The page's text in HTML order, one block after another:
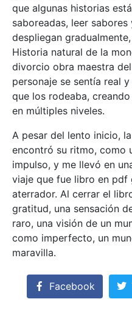
que algunas historias
saboreadas, leer
despliegan
Historia natural de la
divorcio obra maestra
personaje se sentía real
que los rodeaba,
en múltiples niveles.
A pesar del lento inicio,
encontró su ritmo, como
impulso, y me llevó en
viaje que fue libro en pdf
aterrador. Al cerrar el
gratitud, una sensación
raro, una visión de un
como imperfecto, un
maravilla.
Facebook